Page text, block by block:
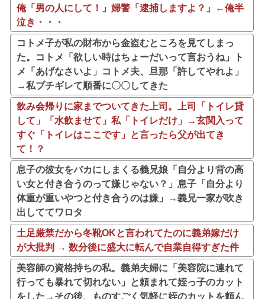
俺「男の人にして！」婦警「逮捕しますよ？」←俺半
泣き・・・
コトメ子が私の財布から金盗むところを見てしまっ
た。コトメ「欲しい時はちょーだいって言おうね」ト
メ「あげなさいよ」コトメ夫、旦那「許してやれよ」
→私ブチギレて順番に〇〇してきた
飲み会帰りに家までついてきた上司。上司「トイレ貸
して」「水飲ませて」私「トイレだけ」→玄関入って
すぐ「トイレはここです」と言ったら父が出てき
て！？
息子の彼女をバカにしまくる義兄娘「自分より背の高
い女と付き合うのって嫌じゃない？」息子「自分より
体重が重いやつと付き合うのは嫌」→義兄一家が吹き
出しててワロタ
土足厳禁だから冬靴OKと言われてたのに義弟嫁だけ
が大批判 → 数分後に盛大に転んで自業自得すぎた件
美容師の資格持ちの私。義弟夫婦に「美容院に連れて
行っても暴れて切れない」と頼まれて姪っ子のカット
をした→その後、ものすごく気軽に姪のカットを頼ん